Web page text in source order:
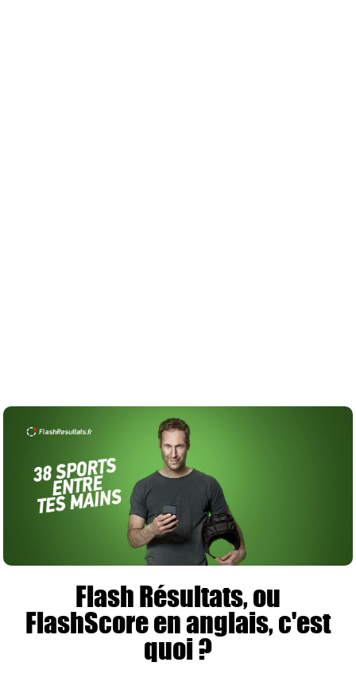
Flash Résultats, ou
FlashScore en anglais, c'est
quoi ?